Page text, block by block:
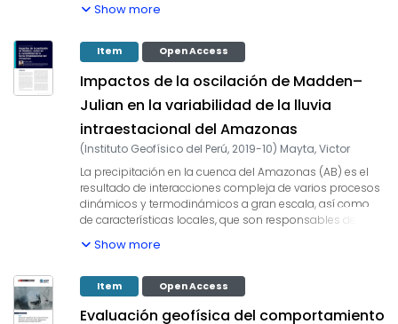
con datos satelitales. La mayor parte de la lluvia en el
meses de septiembre y abril (Silva et al., 2008),
definiendo una marcada estacionalidad, que cuenta con
una estación seca entre mayo y agosto (Aceituno, 1989;
Vuille, 2008). En los Andes centrales peruanos, la lluvia
juega un papel económico importante, ya que el 71% de
la tierra cultivable en la cuenca del Mantaro, una de las
más importantes de la zona, depende de ella para los
Show more
Item Open Access
Impactos de la oscilación de Madden–
Julian en la variabilidad de la lluvia
intraestacional del Amazonas
(Instituto Geofísico del Perú, 2019-10) Mayta, Victor
La precipitación en la cuenca del Amazonas (AB) es el
resultado de interacciones compleja de varios procesos
dinámicos y termodinámicos a gran escala, así como
de características locales, que son responsables de la
(Figueroa y Nobre, 1990; Satyamurty et al., 1998). Se sabe
Oscilación de Madden y Julian (MJO por sus siglas en
inglés; Madden y Julian, 1994; Zhang, 2005) es el modo
más dominante de la variabilidad en los trópicos. Esta
Show more
Item Open Access
Evaluación geofísica del comportamiento